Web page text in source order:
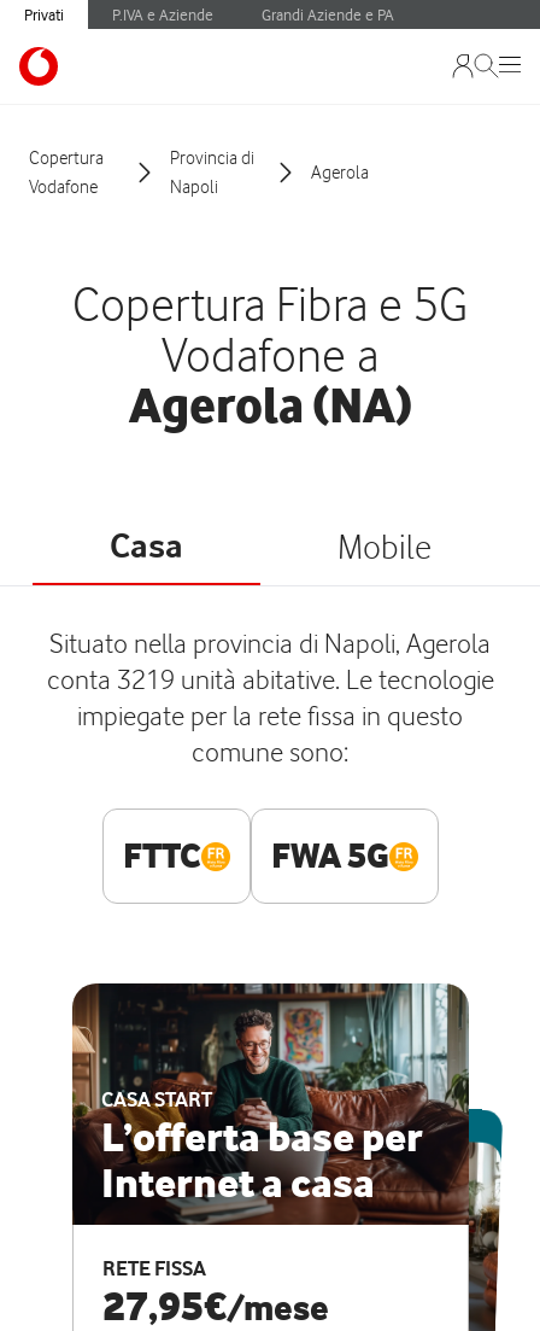
Privati P.IVA e Aziende Grandi Aziende e PA
Copertura
Vodafone
Provincia di
Napoli
Agerola
Copertura Fibra e 5G
Vodafone a
Agerola (NA)
Casa Mobile
Situato nella provincia di Napoli, Agerola
conta 3219 unità abitative. Le tecnologie
impiegate per la rete fissa in questo
comune sono:
FTTC FWA 5G
CASA START
L’offerta base per
Internet a casa
RETE FISSA
27,95€/mese
ESCLUSIVA ONLINE
CASA PRO
Internet veloce e
vantaggi speciali